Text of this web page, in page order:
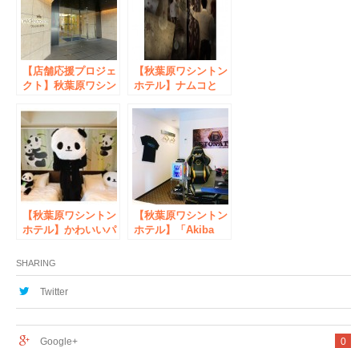
【店舗応援プロジェ
クト】秋葉原ワシン
バとともに待ってま
す～
【秋葉原ワシントン
ホテル】ナムコと
謎解き体験サービス
を初導入「残穢【ざ
んえ】-泊まっては
いけない宿-」イベ
ント開催
【秋葉原ワシントン
ホテル】かわいいパ
トジェニックルーム
が誕生！「アキバパ
ンダハウス」宿泊プ
【秋葉原ワシントン
ホテル】「Akiba
間限定販売 NTT東日
SHARING
Twitter
0
Google+